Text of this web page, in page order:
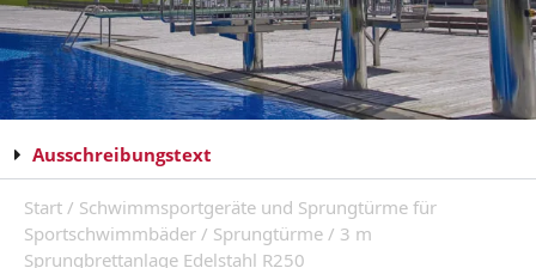
Ausschreibungstext
Start / Schwimmsportgeräte und Sprungtürme für
Sportschwimmbäder / Sprungtürme / 3 m
Sprungbrettanlage Edelstahl R250